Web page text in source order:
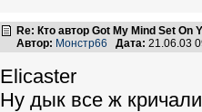
Re: Кто автор Got My Mind Set On
Автор: Монстр66 Дата: 21.06.03
Elicaster
Ну дык все ж